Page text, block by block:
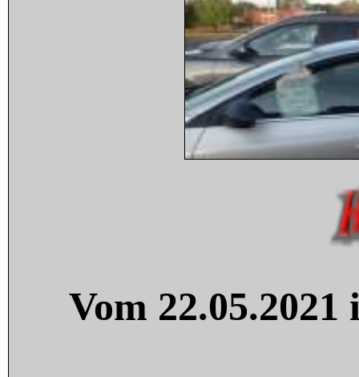
Vom